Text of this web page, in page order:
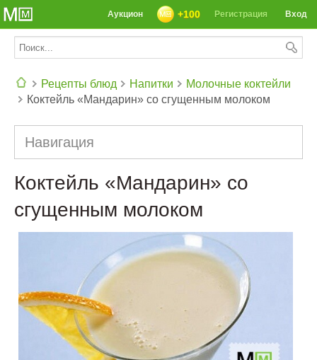
Вход
Регистрация
+100
Аукцион
Рецепты блюд Напитки
Молочные коктейли
Коктейль «Мандарин» со сгущенным молоком
Навигация
Коктейль «Мандарин» со
сгущенным молоком